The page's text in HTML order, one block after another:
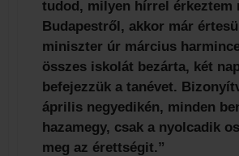
tudod, milyen hírrel érkeztem
Budapestről, akkor már
miniszter úr március
összes iskolát bezárta, két
befejezzük a tanévet.
április negyedikén, minden
hazamegy, csak a nyolcadik
meg az érettségit.”